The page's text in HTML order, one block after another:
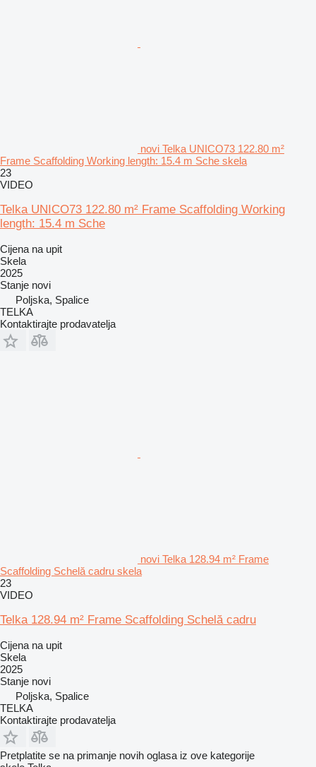
novi Telka UNICO73 122.80 m²
Frame Scaffolding Working length: 15.4 m Sche skela
23
VIDEO
Telka UNICO73 122.80 m² Frame Scaffolding Working
length: 15.4 m Sche
Cijena na upit
Skela
2025
Stanje novi
Poljska, Spalice
TELKA
Kontaktirajte prodavatelja
novi Telka 128.94 m² Frame
Scaffolding Schelă cadru skela
23
VIDEO
Telka 128.94 m² Frame Scaffolding Schelă cadru
Cijena na upit
Skela
2025
Stanje novi
Poljska, Spalice
TELKA
Kontaktirajte prodavatelja
Pretplatite se na primanje novih oglasa iz ove kategorije